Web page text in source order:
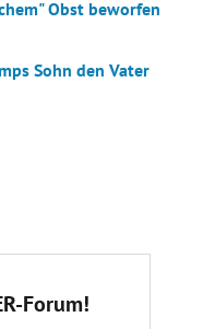
Obst beworfen
Sohn den Vater